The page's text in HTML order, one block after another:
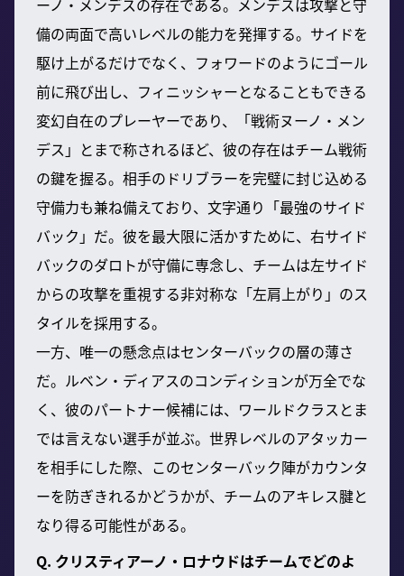
備の両面で高いレベルの能力を発揮する。サイドを
駆け上がるだけでなく、フォワードのようにゴール
前に飛び出し、フィニッシャーとなることもできる
変幻自在のプレーヤーであり、「戦術ヌーノ・メン
デス」とまで称されるほど、彼の存在はチーム戦術
の鍵を握る。相手のドリブラーを完璧に封じ込める
守備力も兼ね備えており、文字通り「最強のサイド
バック」だ。彼を最大限に活かすために、右サイド
バックのダロトが守備に専念し、チームは左サイド
からの攻撃を重視する非対称な「左肩上がり」のス
タイルを採用する。
一方、唯一の懸念点はセンターバックの層の薄さ
だ。ルベン・ディアスのコンディションが万全でな
く、彼のパートナー候補には、ワールドクラスとま
では言えない選手が並ぶ。世界レベルのアタッカー
を相手にした際、このセンターバック陣がカウンタ
ーを防ぎきれるかどうかが、チームのアキレス腱と
なり得る可能性がある。
Q. クリスティアーノ・ロナウドはチームでどのよ